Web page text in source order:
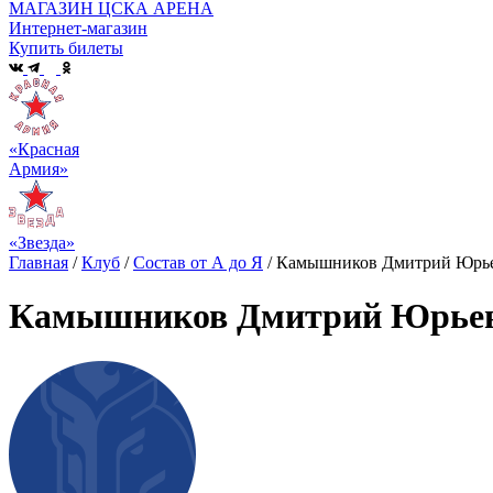
МАГАЗИН ЦСКА АРЕНА
Интернет-магазин
Купить билеты
«Красная
Армия»
«Звезда»
Главная /Клуб /Состав от А до Я /Камышников Дмитрий
Камышников Дмитрий